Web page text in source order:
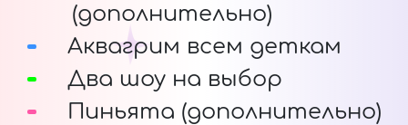
(дополнительно)
Аквагрим всем деткам
Два шоу на выбор
Пиньята (дополнительно)